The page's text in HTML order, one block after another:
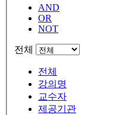
AND
OR
NOT
전체
전체
강의명
교수자
제공기관